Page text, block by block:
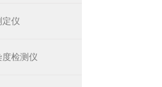
定仪
检测仪